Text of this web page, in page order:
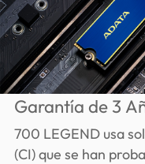
Garantía de 3
700 LEGEND usa
(CI) que se han